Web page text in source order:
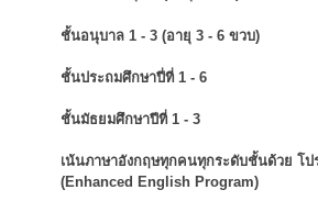
ชั้นอนุบาล 1 - 3 (อายุ 3 - 6 ขวบ)
ชั้นประถมศึกษาปี่ที่ 1 - 6
ชั้นมัธยมศึกษาปีที่ 1 - 3
เน้นภาษาอังกฤษทุกคนทุกระดับชั้นด้วย โป
(Enhanced English Program)